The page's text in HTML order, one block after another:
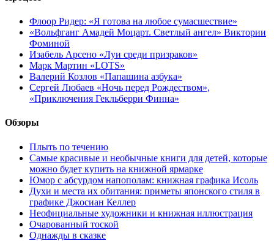
Флоор Ридер: «Я готова на любое сумасшествие»
«Вольфганг Амадей Моцарт. Светлый ангел» Виктории
Фоминой
Изабель Арсено «Луи среди призраков»
Марк Мартин «LOTS»
Валерий Козлов «Папашина азбука»
Сергей Любаев «Ночь перед Рождеством»,
«Приключения Гекльберри Финна»
Обзоры
Плыть по течению
Самые красивые и необычные книги для детей, которые
можно будет купить на книжной ярмарке
Юмор с абсурдом напополам: книжная графика Исоль
Духи и места их обитания: приметы японского стиля в
графике Джосиан Келлер
Неофициальные художники и книжная иллюстрация
Очарованный тоской
Однажды в сказке